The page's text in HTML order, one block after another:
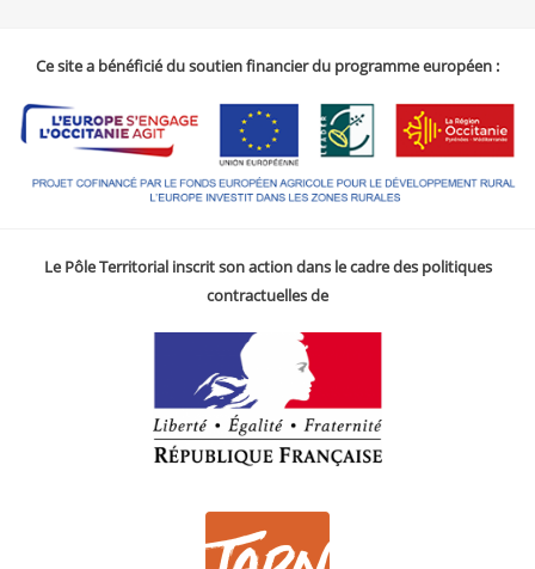
Ce site a bénéficié du soutien financier du programme européen :
Le Pôle Territorial inscrit son action dans le cadre des politiques
contractuelles de